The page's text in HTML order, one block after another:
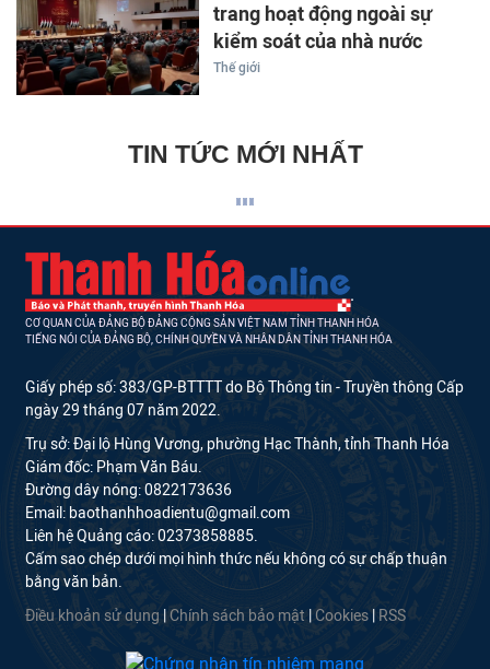
trang hoạt động ngoài sự
kiểm soát của nhà nước
Thế giới
TIN TỨC MỚI NHẤT
CƠ QUAN CỦA ĐẢNG BỘ ĐẢNG CỘNG SẢN VIỆT NAM TỈNH THANH HÓA
TIẾNG NÓI CỦA ĐẢNG BỘ, CHÍNH QUYỀN VÀ NHÂN DÂN TỈNH THANH HÓA
Giấy phép số: 383/GP-BTTTT do Bộ Thông tin - Truyền thông Cấp
ngày 29 tháng 07 năm 2022.
Trụ sở: Đại lộ Hùng Vương, phường Hạc Thành, tỉnh Thanh Hóa
Giám đốc: Phạm Văn Báu.
Đường dây nóng: 0822173636
Email: baothanhhoadientu@gmail.com
Liên hệ Quảng cáo: 02373858885.
Cấm sao chép dưới mọi hình thức nếu không có sự chấp thuận
bằng văn bản.
Điều khoản sử dụng Chính sách bảo mật Cookies RSS